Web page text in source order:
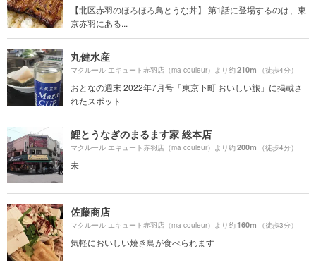
【北区赤羽のほろほろ鳥とうな丼】 第1話に登場するのは、東
京赤羽にある...
丸健水産
マクルール エキュート赤羽店（ma couleur）より約210m （徒歩4分）
おとなの週末 2022年7月号「東京下町 おいしい旅」に掲載さ
れたスポット
鯉とうなぎのまるます家 総本店
マクルール エキュート赤羽店（ma couleur）より約200m （徒歩4分）
未
佐藤商店
マクルール エキュート赤羽店（ma couleur）より約160m （徒歩3分）
気軽においしい焼き鳥が食べられます